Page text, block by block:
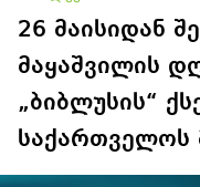
26 მაისიდან
მაყაშვილის
„ბიბლუსის“
საქართველოს